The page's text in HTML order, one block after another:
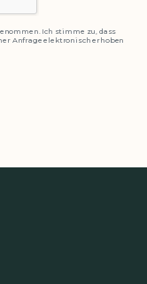
Ich stimme zu, dass
Anfrage elektronisch erhoben